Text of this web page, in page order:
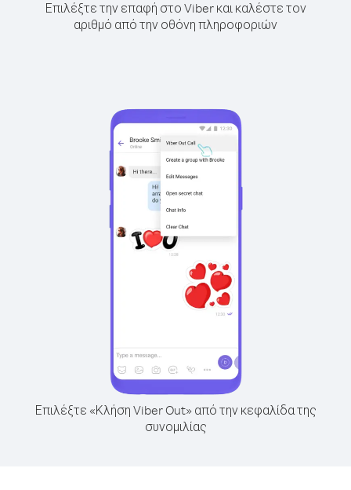
Επιλέξτε την επαφή στο Viber και καλέστε τον
αριθμό από την οθόνη πληροφοριών
Επιλέξτε «Κλήση Viber Out» από την κεφαλίδα της
συνομιλίας